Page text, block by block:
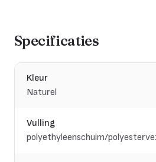
Specificaties
Kleur
Naturel
Vulling
polyethyleenschuim/